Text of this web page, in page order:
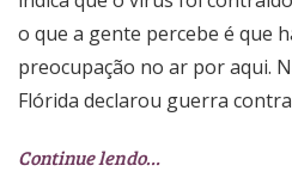
o que a gente percebe é que
preocupação no ar por aqui.
Flórida declarou guerra contra
Continue lendo…